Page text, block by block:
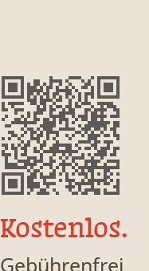
Kostenlos.
Gebührenfrei